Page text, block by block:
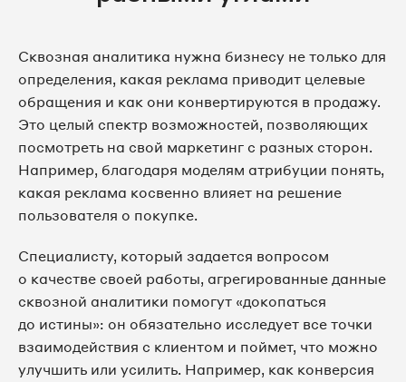
Сквозная аналитика нужна бизнесу не только для
определения, какая реклама приводит целевые
обращения и как они конвертируются в продажу.
Это целый спектр возможностей, позволяющих
посмотреть на свой маркетинг с разных сторон.
Например, благодаря моделям атрибуции понять,
какая реклама косвенно влияет на решение
пользователя о покупке.
Специалисту, который задается вопросом
о качестве своей работы, агрегированные данные
сквозной аналитики помогут «докопаться
до истины»: он обязательно исследует все точки
взаимодействия с клиентом и поймет, что можно
улучшить или усилить. Например, как конверсия